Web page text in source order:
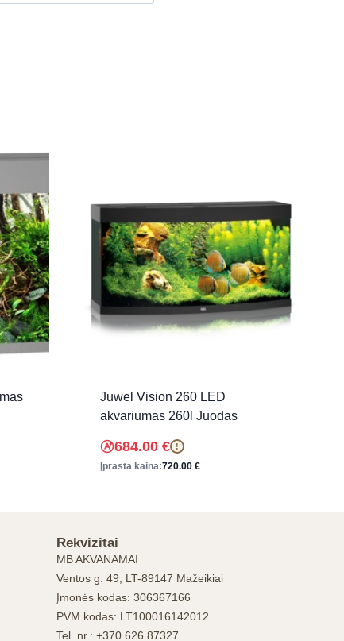
Juwel Vision 260 LED
akvariumas 260l Juodas
684.00 € !
Įprasta kaina:720.00 €
Rekvizitai
MB AKVANAMAI
Ventos g. 49, LT-89147 Mažeikiai
Įmonės kodas: 306367166
PVM kodas: LT100016142012
Tel. nr.: +370 626 87327